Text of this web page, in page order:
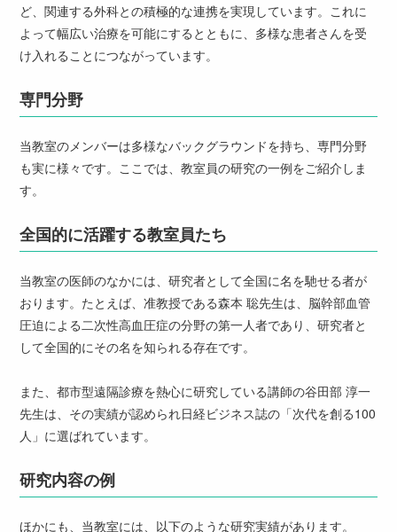
ど、関連する外科との積極的な連携を実現しています。これに
よって幅広い治療を可能にするとともに、多様な患者さんを受
け入れることにつながっています。
専門分野
当教室のメンバーは多様なバックグラウンドを持ち、専門分野
も実に様々です。ここでは、教室員の研究の一例をご紹介しま
す。
全国的に活躍する教室員たち
当教室の医師のなかには、研究者として全国に名を馳せる者が
おります。たとえば、准教授である森本 聡先生は、脳幹部血管
圧迫による二次性高血圧症の分野の第一人者であり、研究者と
して全国的にその名を知られる存在です。
また、都市型遠隔診療を熱心に研究している講師の谷田部 淳一
先生は、その実績が認められ日経ビジネス誌の「次代を創る100
人」に選ばれています。
研究内容の例
ほかにも、当教室には、以下のような研究実績があります。